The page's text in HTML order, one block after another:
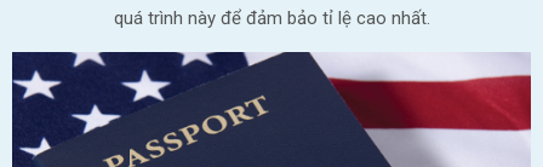
quá trình này để đảm bảo tỉ lệ cao nhất.